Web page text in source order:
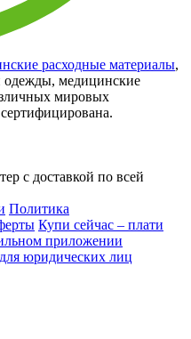
расходные материалы,
одежды, медицинские
мировых
с доставкой по всей
Политика
Купи сейчас – плати
приложении
юридических лиц